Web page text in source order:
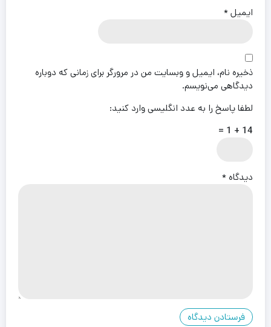
ایمیل*
ذخیره نام، ایمیل و وبسایت من در مرورگر برای زمانی که دوباره
دیدگاهی می‌نویسم.
لطفا پاسخ را به عدد انگلیسی وارد کنید:
14 + 1 =
دیدگاه*